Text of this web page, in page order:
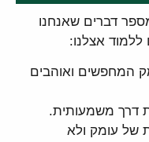
דברים שאנחנו
אצלנו:
המחפשים ואוהבים
דרך משמעותית.
של עומק ולא